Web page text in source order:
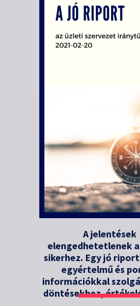
A jelentések
elengedhetetlenek
sikerhez. Egy jó
egyértelmű és
információkkal
döntésekhez,